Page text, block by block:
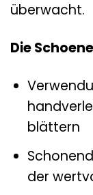
überwacht.
Die
blättern
der